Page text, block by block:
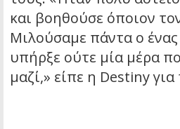
και βοηθούσε όποιον
Μιλούσαμε πάντα ο
υπήρξε ούτε μία μέρα
μαζί,» είπε η Destiny